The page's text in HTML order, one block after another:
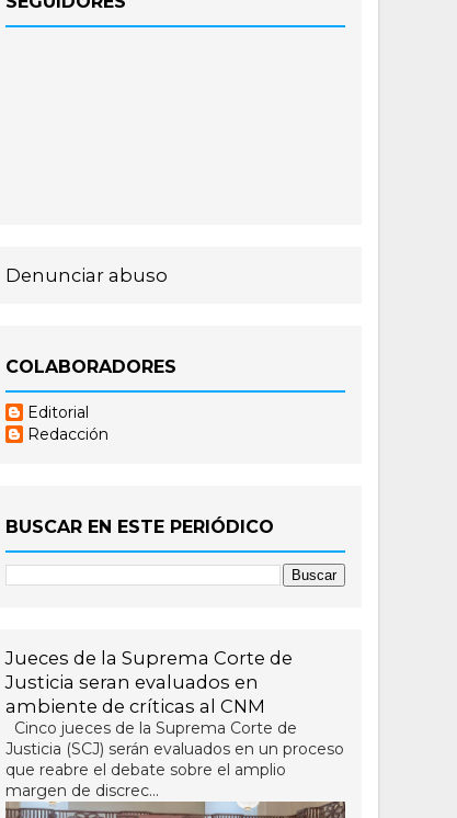
Denunciar abuso
COLABORADORES
Editorial
Redacción
BUSCAR EN ESTE PERIÓDICO
Jueces de la Suprema Corte de
Justicia seran evaluados en
ambiente de críticas al CNM
Cinco jueces de la Suprema Corte de
Justicia (SCJ) serán evaluados en un proceso
que reabre el debate sobre el amplio
margen de discrec...